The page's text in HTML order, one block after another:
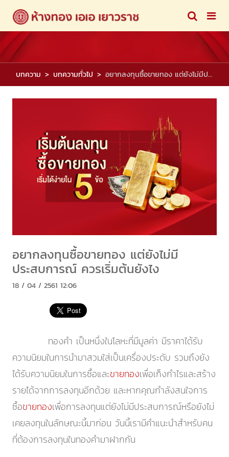
บทความ บทความทั่วไป อยากลงทุนซื้อขายทอง แต่ยังไม่มีประสบการณ์ ควรเริ่มต้นยังไง
อยากลงทุนซื้อขายทอง แต่ยังไม่มี
ประสบการณ์ ควรเริ่มต้นยังไง
18 / 04 / 2561 12:06
ทองคำ เป็นหนึ่งในโลหะที่มีมูลค่า มีราคาได้รับ
ความนิยมในการนำมาสวมใส่เป็นเครื่องประดับ รวมถึงยัง
ได้รับความนิยมในการซื้อและขายทองเพื่อเก็งกำไรและสร้าง
รายได้จากการลงทุนอีกด้วย และหากคุณกำลังสนใจการ
ซื้อขายทองเพื่อการลงทุนแต่ยังไม่มีประสบการณ์หรือยังไม่
เคยลงทุนในลักษณะนี้มาก่อน วันนี้เรามีคำแนะนำสำหรับคน
ที่ต้องการลงทุนในทองคำมาฝากกัน